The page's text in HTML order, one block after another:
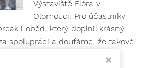
Výstaviště Flóra v
Olomouci. Pro účastníky
i oběd, který doplnil krásný
spolupráci a doufáme, že takové